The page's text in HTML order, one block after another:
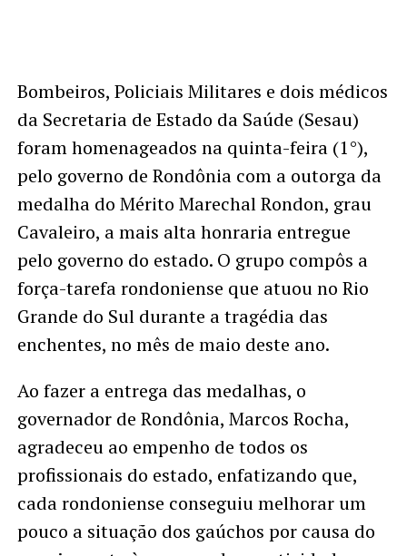
Bombeiros, Policiais Militares e dois médicos
da Secretaria de Estado da Saúde (Sesau)
foram homenageados na quinta-feira (1°),
pelo governo de Rondônia com a outorga da
medalha do Mérito Marechal Rondon, grau
Cavaleiro, a mais alta honraria entregue
pelo governo do estado. O grupo compôs a
força-tarefa rondoniense que atuou no Rio
Grande do Sul durante a tragédia das
enchentes, no mês de maio deste ano.
Ao fazer a entrega das medalhas, o
governador de Rondônia, Marcos Rocha,
agradeceu ao empenho de todos os
profissionais do estado, enfatizando que,
cada rondoniense conseguiu melhorar um
pouco a situação dos gaúchos por causa do